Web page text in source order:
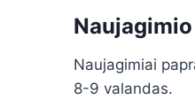
Naujagimio
Naujagimiai
8-9 valandas.